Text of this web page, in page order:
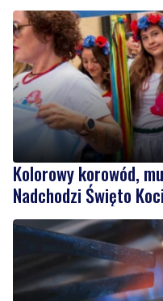
Kolorowy korowód,
Nadchodzi Święto